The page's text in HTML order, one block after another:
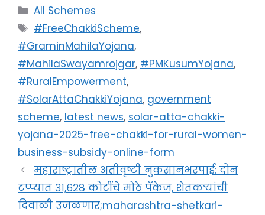
Categories
All Schemes
Tags
#FreeChakkiScheme,
#GraminMahilaYojana,
#MahilaSwayamrojgar, #PMKusumYojana,
#RuralEmpowerment,
#SolarAttaChakkiYojana, government
scheme, latest news, solar-atta-chakki-
yojana-2025-free-chakki-for-rural-women-
business-subsidy-online-form
महाराष्ट्रातील अतीवृष्टी नुकसानभरपाई: दोन
टप्प्यात ३१,६२८ कोटींचे मोठे पॅकेज, शेतकऱ्यांची
दिवाळी उजळणार;maharashtra-shetkari-